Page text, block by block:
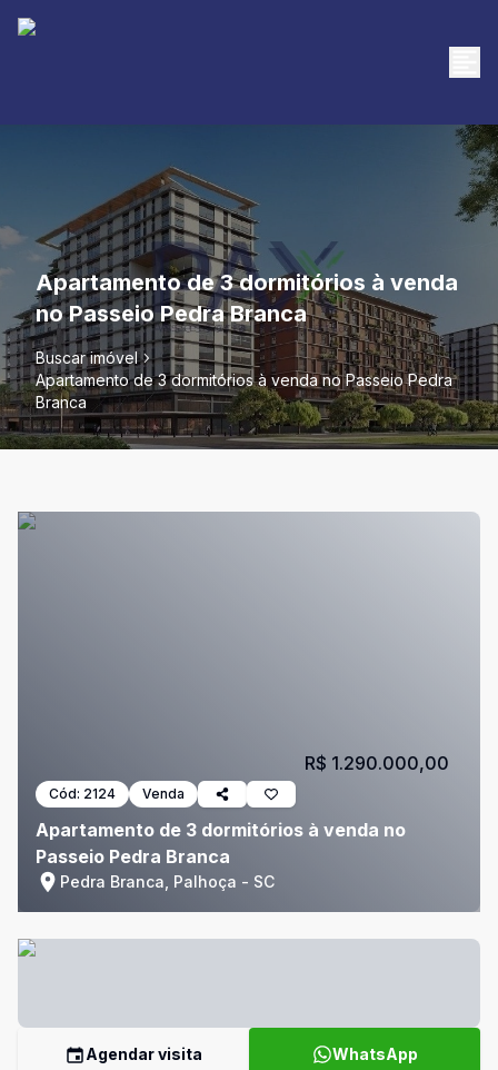
Apartamento de 3 dormitórios à venda
no Passeio Pedra Branca
Buscar imóvel
Apartamento de 3 dormitórios à venda no Passeio Pedra
Branca
Cód: 2124 Venda
Apartamento de 3 dormitórios à venda no
Passeio Pedra Branca
Pedra Branca, Palhoça - SC
R$ 1.290.000,00
Agendar visita WhatsApp